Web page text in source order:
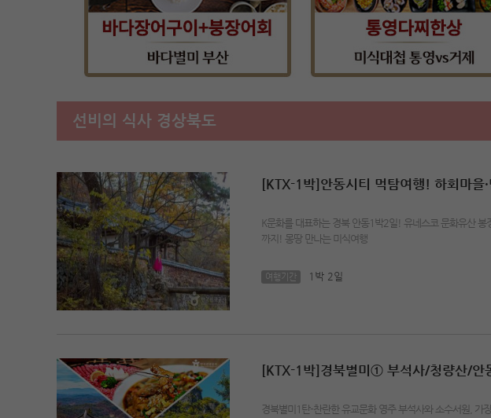
선비의 식사 경상북도
[KTX-1박]안동시티 먹탐여행! 하회마을·
K문화를 대표하는 경북 안동1박2일! 유네스코 문화유산
까지! 몽땅 만나는 미식여행
여행기간 1박 2일
[KTX-1박]경북별미① 부석사/청량산/안
경북별미1탄-찬란한 유교문화 영주 부석사와 소수서원,